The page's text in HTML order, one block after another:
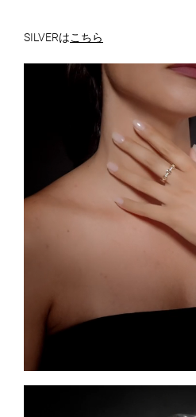
SILVERはこちら